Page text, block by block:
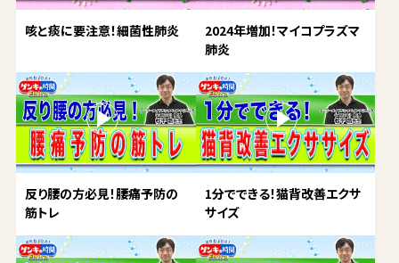
咳と痰に要注意！細菌性肺炎
2024年増加！マイコプラズマ
肺炎
反り腰の方必見！腰痛予防の
筋トレ
1分でできる！猫背改善エクサ
サイズ